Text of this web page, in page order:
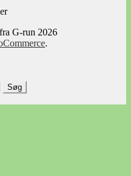
G-run 2026
.
Søg